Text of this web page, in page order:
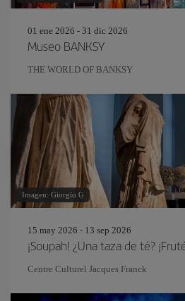
01 ene 2026 - 31 dic 2026
Museo BANKSY
THE WORLD OF BANKSY
Imagen: Giorgio G
15 may 2026 - 13 sep 2026
¡Soupah! ¿Una taza de té?
Centre Culturel Jacques Franck